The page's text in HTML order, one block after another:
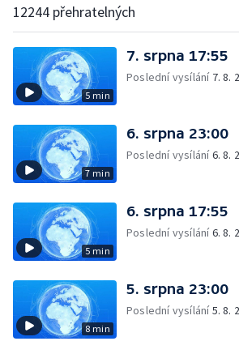
12244 přehratelných
5 min
7. srpna 17:55
Poslední vysílání 7. 8.
7 min
6. srpna 23:00
Poslední vysílání6. 8.
5 min
6. srpna 17:55
Poslední vysílání6. 8.
8 min
5. srpna 23:00
Poslední vysílání5. 8.